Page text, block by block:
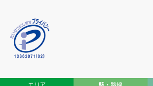
エリア 駅・路線